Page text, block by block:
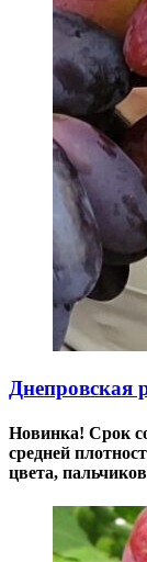
Днепровская
Новинка! Срок
средней
цвета,